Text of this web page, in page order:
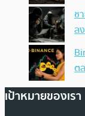
ช
ล
ต
เป้าหมายของเรา